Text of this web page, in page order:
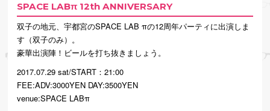
SPACE LABπ 12th ANNIVERSARY
双子の地元、宇都宮のSPACE LAB πの12周年パーティに出演しま
す（双子のみ）。
豪華出演陣！ビールを打ち抜きましょう。
2017.07.29 sat/START：21:00
FEE:ADV:3000YEN DAY:3500YEN
venue:SPACE LABπ